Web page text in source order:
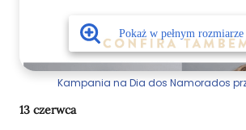
Kampania na Dia dos Namorados
13 czerwca